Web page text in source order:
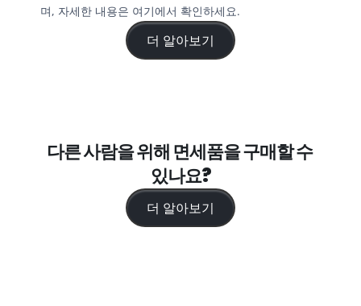
며, 자세한 내용은 여기에서 확인하세요.
더 알아보기
다른 사람을 위해 면세품을 구매할 수
있나요?
더 알아보기